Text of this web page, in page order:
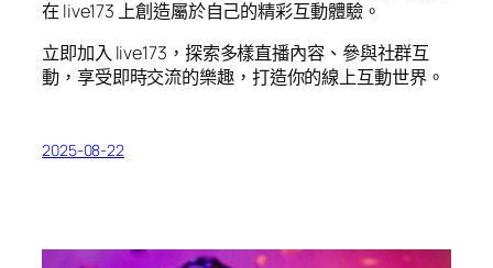
在 live173 上創造屬於自己的精彩互動體驗。
立即加入 live173，探索多樣直播內容、參與社群互
動，享受即時交流的樂趣，打造你的線上互動世界。
2025-08-22